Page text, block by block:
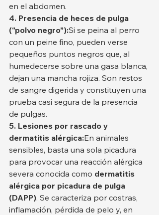
en el abdomen.
4. Presencia de heces de pulga
(“polvo negro”):Si se peina al perro
con un peine fino, pueden verse
pequeños puntos negros que, al
humedecerse sobre una gasa blanca,
dejan una mancha rojiza. Son restos
de sangre digerida y constituyen una
prueba casi segura de la presencia
de pulgas.
5. Lesiones por rascado y
dermatitis alérgica:En animales
sensibles, basta una sola picadura
para provocar una reacción alérgica
severa conocida como dermatitis
alérgica por picadura de pulga
(DAPP). Se caracteriza por costras,
inflamación, pérdida de pelo y, en